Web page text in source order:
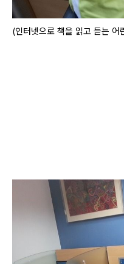
(인터넷으로 책을 읽고 듣는 어